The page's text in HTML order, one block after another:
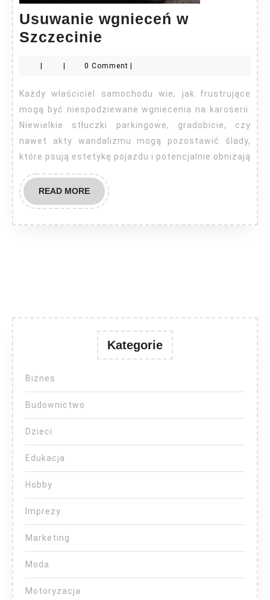
Usuwanie wgnieceń w
Szczecinie
w
Szczecinie
0 Comment
Każdy właściciel samochodu wie, jak frustrujące
mogą być niespodziewane wgniecenia na karoserii.
Niewielkie stłuczki parkingowe, gradobicie, czy
nawet akty wandalizmu mogą pozostawić ślady,
które psują estetykę pojazdu i potencjalnie obniżają
READ MOREREAD
MORE
Kategorie
Biznes
Budownictwo
Dzieci
Edukacja
Hobby
Imprezy
Marketing
Moda
Motoryzacja